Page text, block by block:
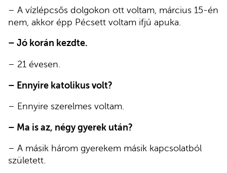
– A vízlépcsős dolgokon ott voltam, március 15-én
nem, akkor épp Pécsett voltam ifjú apuka.
– Jó korán kezdte.
– 21 évesen.
– Ennyire katolikus volt?
– Ennyire szerelmes voltam.
– Ma is az, négy gyerek után?
– A másik három gyerekem másik kapcsolatból
született.